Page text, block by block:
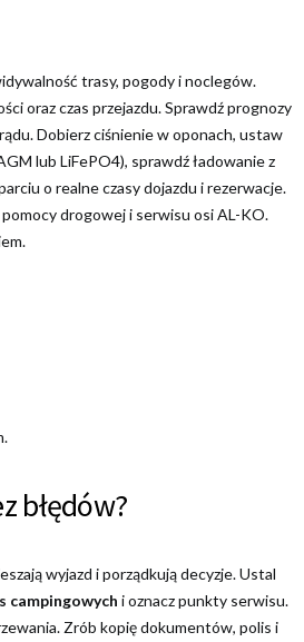
trasy, pogody i noclegów.
oraz czas przejazdu. Sprawdź prognozy
Dobierz ciśnienie w oponach, ustaw
lub LiFePO4), sprawdź ładowanie z
o realne czasy dojazdu i rezerwacje.
drogowej i serwisu osi AL-KO.
błędów?
wyjazd i porządkują decyzje. Ustal
campingowych i oznacz punkty serwisu.
Zrób kopię dokumentów, polis i